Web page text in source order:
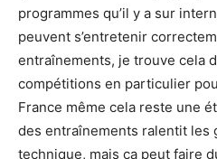
programmes qu’il y a sur
peuvent s’entretenir
entraînements, je trouve cela
compétitions en particulier
France même cela reste une
des entraînements ralentit les
technique, mais ça peut faire